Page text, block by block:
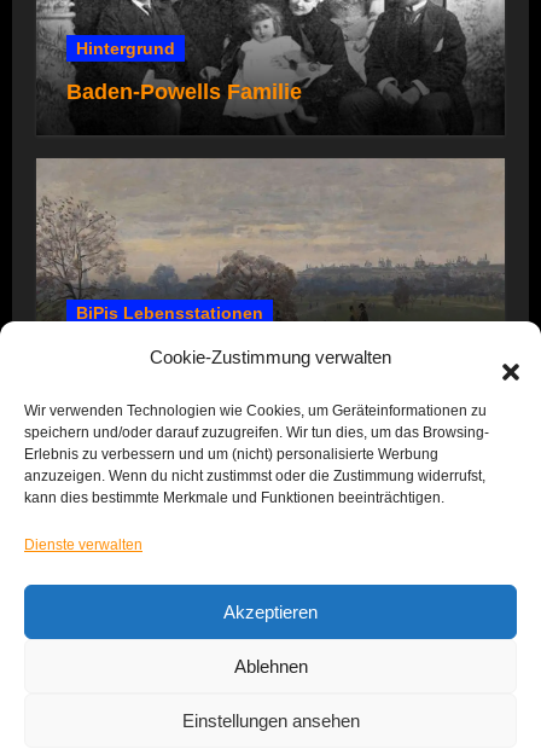
Cookie-Zustimmung verwalten
Wir verwenden Technologien wie Cookies, um Geräteinformationen zu
speichern und/oder darauf zuzugreifen. Wir tun dies, um das Browsing-
Erlebnis zu verbessern und um (nicht) personalisierte Werbung
anzuzeigen. Wenn du nicht zustimmst oder die Zustimmung widerrufst,
kann dies bestimmte Merkmale und Funktionen beeinträchtigen.
Dienste verwalten
Akzeptieren
Ablehnen
Einstellungen ansehen
Hintergrund
Baden-Powells Familie
BiPis Lebensstationen
1857 – 1866: Kindheit und Jugend
Das Leben von BiPi
Copyright © All rights reserved |Blogus